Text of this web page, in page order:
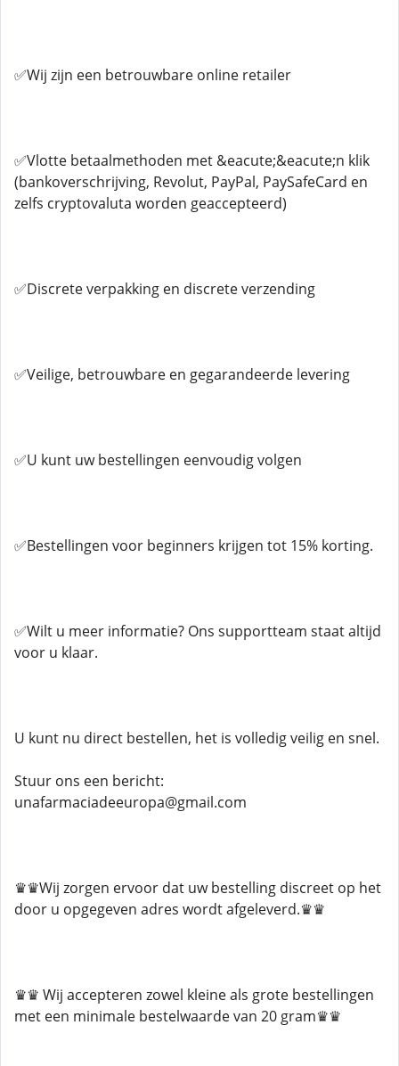
✅Wij zijn een betrouwbare online retailer
✅Vlotte betaalmethoden met &eacute;&eacute;n klik
(bankoverschrijving, Revolut, PayPal, PaySafeCard en
zelfs cryptovaluta worden geaccepteerd)
✅Discrete verpakking en discrete verzending
✅Veilige, betrouwbare en gegarandeerde levering
✅U kunt uw bestellingen eenvoudig volgen
✅Bestellingen voor beginners krijgen tot 15% korting.
✅Wilt u meer informatie? Ons supportteam staat altijd
voor u klaar.
U kunt nu direct bestellen, het is volledig veilig en snel.
Stuur ons een bericht:
unafarmaciadeeuropa@gmail.com
♛♛Wij zorgen ervoor dat uw bestelling discreet op het
door u opgegeven adres wordt afgeleverd.♛♛
♛♛ Wij accepteren zowel kleine als grote bestellingen
met een minimale bestelwaarde van 20 gram♛♛